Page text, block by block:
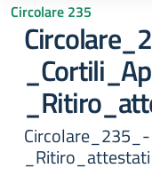
Circolare 235
_Ritiro_attestati